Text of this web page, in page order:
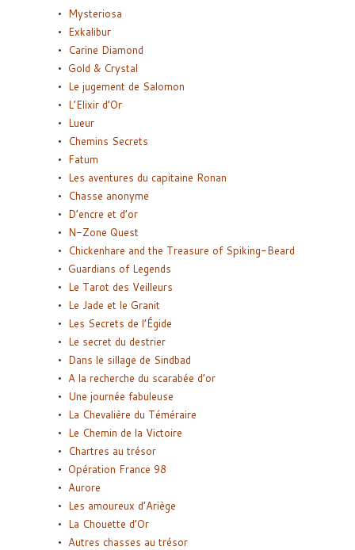
Mysteriosa
Exkalibur
Carine Diamond
Gold & Crystal
Le jugement de Salomon
L’Elixir d’Or
Lueur
Chemins Secrets
Fatum
Les aventures du capitaine Ronan
Chasse anonyme
D’encre et d’or
N-Zone Quest
Chickenhare and the Treasure of Spiking-Beard
Guardians of Legends
Le Tarot des Veilleurs
Le Jade et le Granit
Les Secrets de l’Égide
Le secret du destrier
Dans le sillage de Sindbad
A la recherche du scarabée d’or
Une journée fabuleuse
La Chevalière du Téméraire
Le Chemin de la Victoire
Chartres au trésor
Opération France 98
Aurore
Les amoureux d’Ariège
La Chouette d’Or
Autres chasses au trésor